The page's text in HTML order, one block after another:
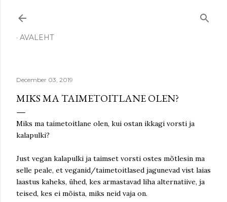
AVALEHT
December 03, 2019
MIKS MA TAIMETOITLANE OLEN?
Miks ma taimetoitlane olen, kui ostan ikkagi vorsti ja
kalapulki?
Just vegan kalapulki ja taimset vorsti ostes mõtlesin ma
selle peale, et veganid/taimetoitlased jagunevad vist laias
laastus kaheks, ühed, kes armastavad liha alternatiive, ja
teised, kes ei mõista, miks neid vaja on.